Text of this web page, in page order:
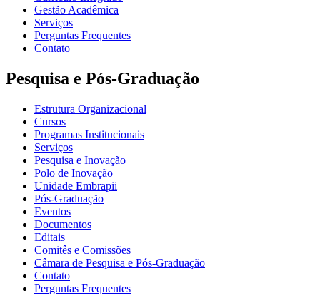
Gestão Acadêmica
Serviços
Perguntas Frequentes
Contato
Pesquisa e Pós-Graduação
Estrutura Organizacional
Cursos
Programas Institucionais
Serviços
Pesquisa e Inovação
Polo de Inovação
Unidade Embrapii
Pós-Graduação
Eventos
Documentos
Editais
Comitês e Comissões
Câmara de Pesquisa e Pós-Graduação
Contato
Perguntas Frequentes